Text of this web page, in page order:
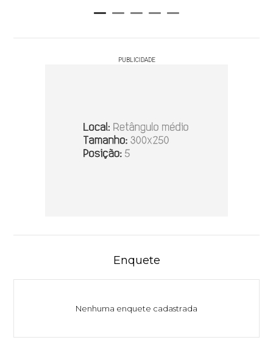
PUBLICIDADE
Enquete
Nenhuma enquete cadastrada